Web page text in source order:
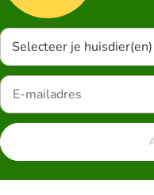
Selecteer je huisdier(en)